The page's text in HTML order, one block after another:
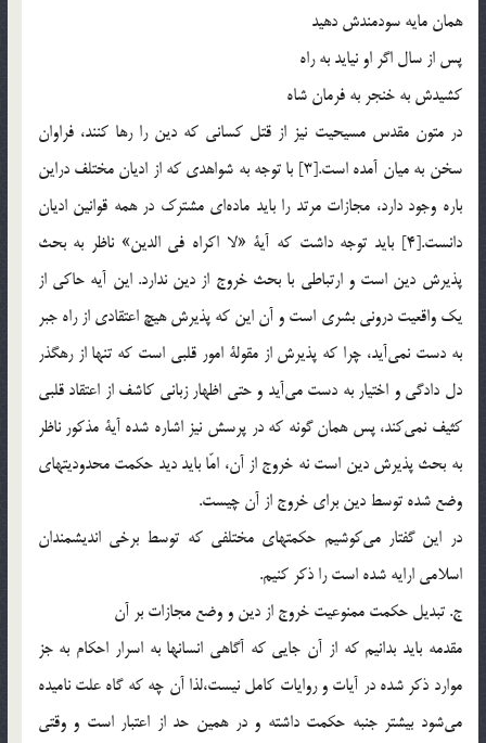
همان مايه سودمندش دهيد
پس از سال اگر او نيايد به راه
كشيدش به خنجر به فرمان شاه
در متون مقدس مسيحيت نيز از قتل كساني كه دين را رها كنند، فراوان
سخن به ميان آمده است.[3] با توجه به شواهدي كه از اديان مختلف دراين
باره وجود دارد، مجازات مرتد را بايد ماده‌اي مشترك در همه قوانين اديان
دانست.[4] بايد توجه داشت كه آية «لا اكراه في الدين» ناظر به بحث
پذيرش دين است و ارتباطي با بحث خروج از دين ندارد. اين آيه حاكي از
يك واقعيت دروني بشري است و آن اين كه پذيرش هيچ اعتقادي از راه جبر
به دست نمي‌آيد، چرا كه پذيرش از مقولة امور قلبي است كه تنها از رهگذر
دل دادگي و اختيار به دست مي‌آيد و حتي اظهار زباني كاشف از اعتقاد قلبي
کثيف نمي‌كند، پس همان گونه كه در پرسش نيز اشاره شده آية مذكور ناظر
به بحث پذيرش دين است نه خروج از آن، امّا بايد ديد حكمت محدوديتهاي
وضع شده توسط دين براي خروج از آن چيست.
در اين گفتار مي‌كوشيم حكمتهاي مختلفي كه توسط برخي انديشمندان
اسلامي ارايه شده است را ذكر كنيم.
ج. تبديل حكمت ممنوعيت خروج از دين و وضع مجازات بر آن
مقدمه بايد بدانيم که از آن جايي كه آگاهي انسانها به اسرار احكام به جز
موارد ذكر شده در آيات و روايات كامل نيست،‌لذا آن چه كه گاه علت ناميده
مي‌شود بيشتر جنبه حكمت داشته و در همين حد از اعتبار است و وقتي